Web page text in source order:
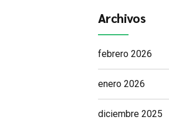
Archivos
febrero 2026
enero 2026
diciembre 2025